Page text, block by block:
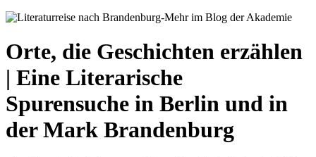
Orte, die Geschichten erzählen
| Eine Literarische
Spurensuche in Berlin und in
der Mark Brandenburg